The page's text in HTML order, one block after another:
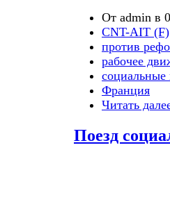
От admin в
CNT-AIT (F)
против
рабочее
социальные
Франция
Читать
Поезд